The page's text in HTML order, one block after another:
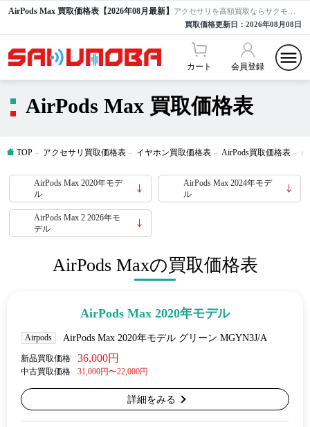
AirPods Max 買取価格表【2026年08月最新】
買取価格更新日： 2026年08月08日
カート 会員登録
AirPods Max 買取価格表
TOP アクセサリ買取価格表 イヤホン買取価格表 AirPods買取価格表
AirPods Max 2020年モデ
ル
AirPods Max 2024年モデ
ル
AirPods Max 2 2026年モ
デル
AirPods Maxの買取価格表
AirPods Max 2020年モデル
Airpods AirPods Max 2020年モデル グリーン MGYN3J/A
新品買取価格 36,000円
中古買取価格 31,000円〜22,000円
詳細をみる